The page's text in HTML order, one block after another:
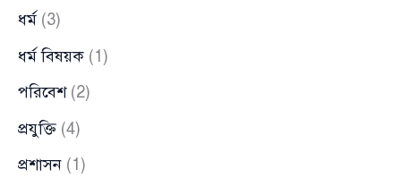
ধর্ম (3)
ধর্ম বিষয়ক (1)
পরিবেশ(2)
প্রযুক্তি (4)
প্রশাসন (1)